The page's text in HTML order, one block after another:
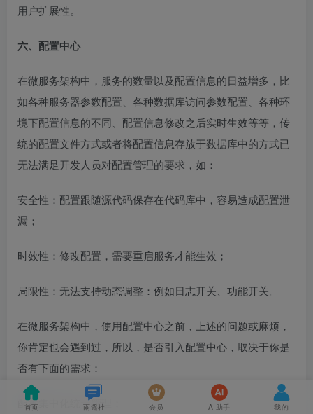
用户扩展性。
六、配置中心
在微服务架构中，服务的数量以及配置信息的日益增多，比
如各种服务器参数配置、各种数据库访问参数配置、各种环
境下配置信息的不同、配置信息修改之后实时生效等等，传
统的配置文件方式或者将配置信息存放于数据库中的方式已
无法满足开发人员对配置管理的要求，如：
安全性：配置跟随源代码保存在代码库中，容易造成配置泄
漏；
时效性：修改配置，需要重启服务才能生效；
局限性：无法支持动态调整：例如日志开关、功能开关。
在微服务架构中，使用配置中心之前，上述的问题或麻烦，
你肯定也会遇到过，所以，是否引入配置中心，取决于你是
否有下面的需求：
配置集中化统一管理；
首页 雨遥社 会员 AI助手 我的